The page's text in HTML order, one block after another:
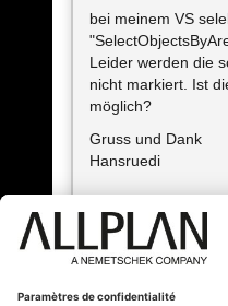
bei meinem VS
Leider werden die
nicht markiert. Ist
möglich?
Gruss und Dank
Hansruedi